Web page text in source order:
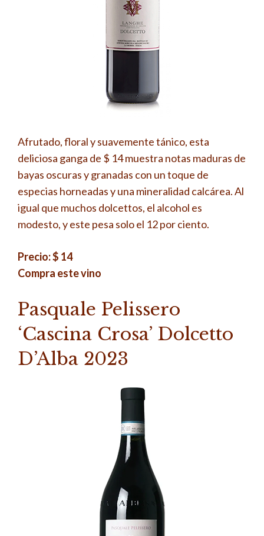
Afrutado, floral y suavemente tánico, esta
deliciosa ganga de $ 14 muestra notas maduras de
bayas oscuras y granadas con un toque de
especias horneadas y una mineralidad calcárea. Al
igual que muchos dolcettos, el alcohol es
modesto, y este pesa solo el 12 por ciento.
Precio: $ 14
Compra este vino
Pasquale Pelissero
‘Cascina Crosa’ Dolcetto
D’Alba 2023